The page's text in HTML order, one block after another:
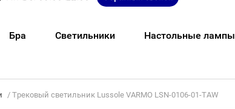
Бра Светильники Настольные лампы
/ Трековый светильник Lussole VARMO LSN-0106-01-TAW